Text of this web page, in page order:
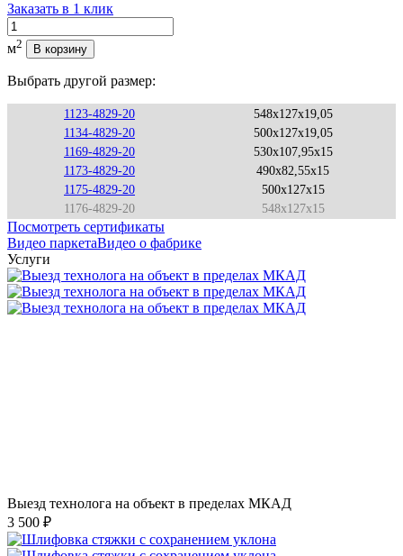
Заказать в 1 клик
Количество
м2 В корзину
Выбрать другой размер:
1123-4829-20
548x127x19,05
1134-4829-20
500x127x19,05
1169-4829-20
530x107,95x15
1173-4829-20
490x82,55x15
1175-4829-20
500x127x15
1176-4829-20
548x127x15
Посмотреть сертификаты
Видео паркетаВидео о фабрике
Услуги
Выезд технолога на объект в пределах МКАД
3 500 ₽